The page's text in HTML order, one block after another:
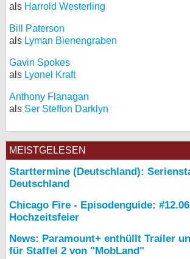
als Harrold Westerling
Bill Paterson
als Lyman Bienengraben
Gavin Spokes
als Lyonel Kraft
Anthony Flanagan
als Ser Steffon Darklyn
MEISTGELESEN
Starttermine (Deutschland):
Deutschland
Chicago Fire - Episodenguide:
Hochzeitsfeier
News: Paramount+ enthüllt Trailer
für Staffel 2 von "MobLand"